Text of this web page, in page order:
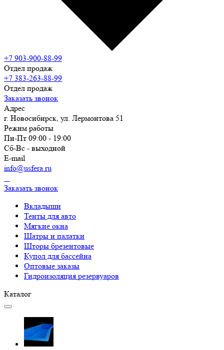
+7 903-900-88-99
Отдел продаж
+7 383-263-88-99
Отдел продаж
Заказать звонок
Адрес
г. Новосибирск, ул. Лермонтова 51
Режим работы
Пн-Пт 09:00 - 19:00
Сб-Вс - выходной
E-mail
info@usfera.ru
Заказать звонок
Вкладыши
Тенты для авто
Купол для бассейна
Оптовые заказы
Гидроизоляция резервуаров
Каталог